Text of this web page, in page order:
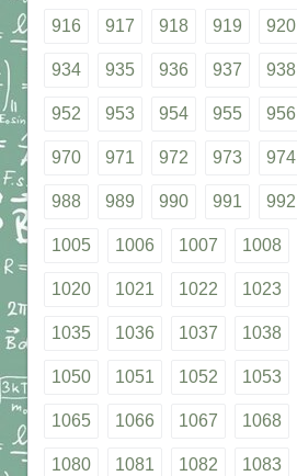
916 917 918 919 920
934 935 936 937 938
952 953 954 955 956
970 971 972 973 974
988 989 990 991 992
1005 1006 1007 1008
1020 1021 1022 1023
1035 1036 1037 1038
1050 1051 1052 1053
1065 1066 1067 1068
1080 1081 1082 1083